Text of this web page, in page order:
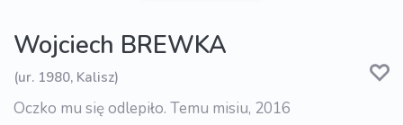
Wojciech BREWKA
(ur. 1980, Kalisz)
Oczko mu się odlepiło. Temu misiu, 2016